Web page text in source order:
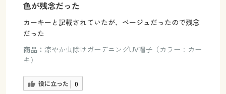
色が残念だった
カーキーと記載されていたが、ベージュだったので残念
だった
商品： 涼やか虫除けガーデニングUV帽子（カラー：カー
キ）
役に立った 0